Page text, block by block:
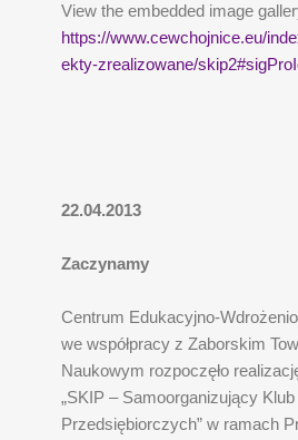
View the embedded image
https://www.cewchojnice.eu/
ekty-zrealizowane/
22.04.2013
Zaczynamy
Centrum Edukacyjno-
we współpracy z Zaborskim
Naukowym rozpoczęło
„SKIP – Samoorganizujący
Przedsiębiorczych” w ramach